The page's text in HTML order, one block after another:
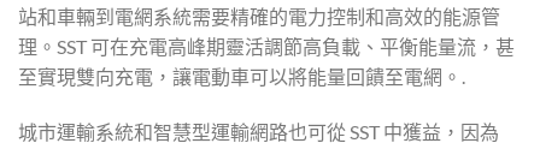
站和車輛到電網系統需要精確的電力控制和高效的能源管
理。SST 可在充電高峰期靈活調節高負載、平衡能量流，甚
至實現雙向充電，讓電動車可以將能量回饋至電網。.
城市運輸系統和智慧型運輸網路也可從 SST 中獲益，因為